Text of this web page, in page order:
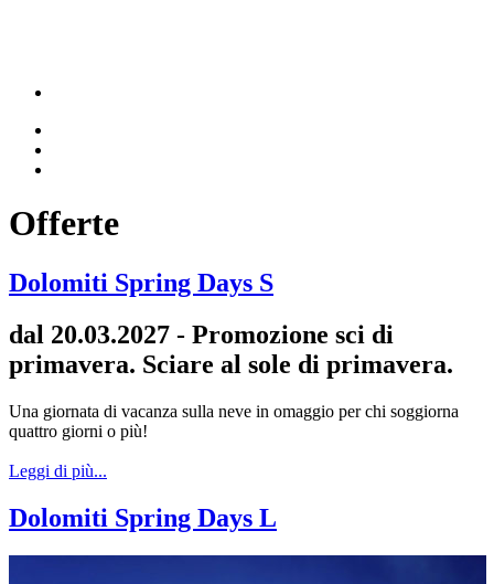
Offerte
Dolomiti Spring Days S
dal 20.03.2027 - Promozione sci di
primavera. Sciare al sole di primavera.
Una giornata di vacanza sulla neve in omaggio per chi soggiorna
quattro giorni o più!
Leggi di più...
Dolomiti Spring Days L